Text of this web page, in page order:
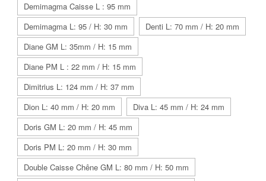
Demimagma Caisse L : 95 mm
Demimagma L: 95 / H: 30 mm
Denti L: 70 mm / H: 20 mm
Diane GM L: 35mm / H: 15 mm
Diane PM L : 22 mm / H: 15 mm
Dimitrius L: 124 mm / H: 37 mm
Dion L: 40 mm / H: 20 mm
Diva L: 45 mm / H: 24 mm
Doris GM L: 20 mm / H: 45 mm
Doris PM L: 20 mm / H: 30 mm
Double Caisse Chêne GM L: 80 mm / H: 50 mm